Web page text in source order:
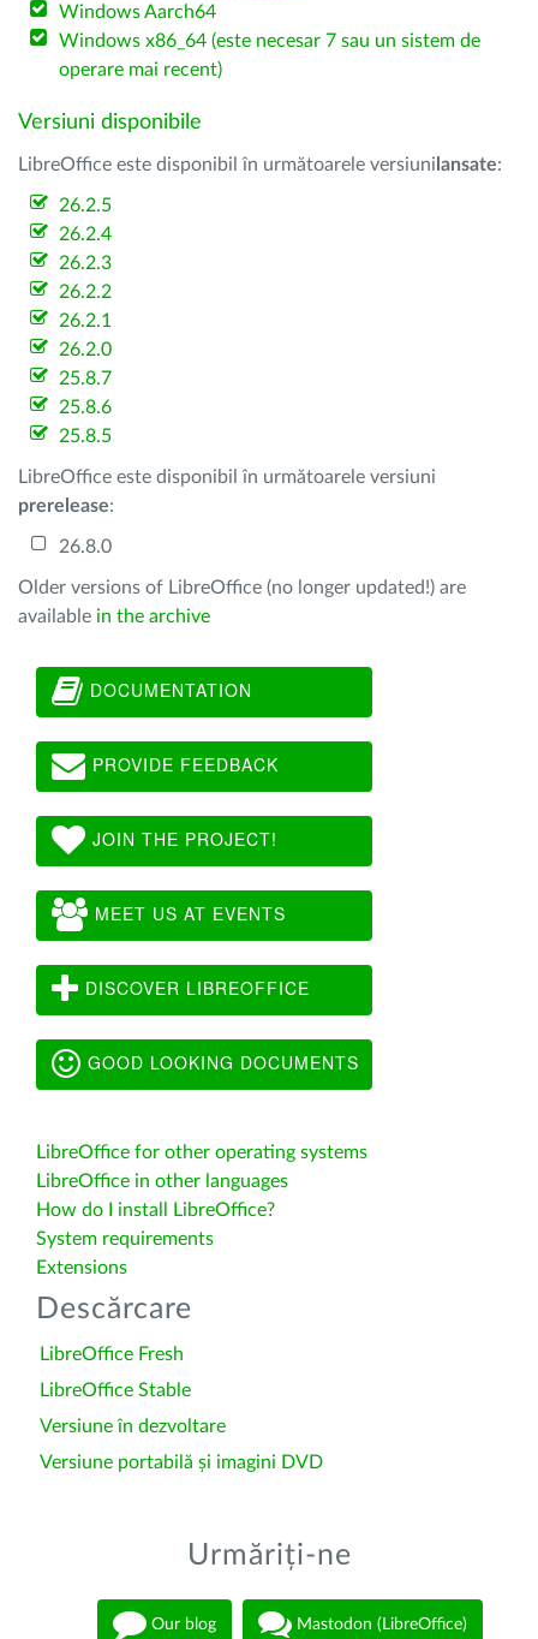
Windows Aarch64
Windows x86_64 (este necesar 7 sau un sistem de
operare mai recent)
Versiuni disponibile
LibreOffice este disponibil în următoarele versiuni lansate:
26.2.5
26.2.4
26.2.3
26.2.2
26.2.1
26.2.0
25.8.7
25.8.6
25.8.5
LibreOffice este disponibil în următoarele versiuni
prerelease:
26.8.0
Older versions of LibreOffice (no longer updated!) are
available in the archive
DOCUMENTATION
PROVIDE FEEDBACK
JOIN THE PROJECT!
MEET US AT EVENTS
DISCOVER LIBREOFFICE
GOOD LOOKING DOCUMENTS
LibreOffice for other operating systems
LibreOffice in other languages
How do I install LibreOffice?
System requirements
Extensions
Descărcare
LibreOffice Fresh
LibreOffice Stable
Versiune în dezvoltare
Versiune portabilă și imagini DVD
Urmăriți-ne
Our blog Mastodon (LibreOffice)